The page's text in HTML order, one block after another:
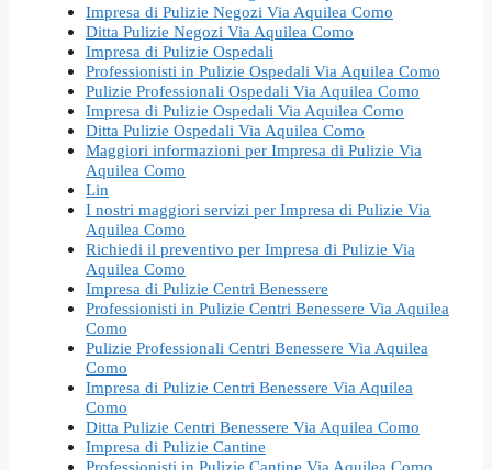
Impresa di Pulizie Negozi Via Aquilea Como
Ditta Pulizie Negozi Via Aquilea Como
Impresa di Pulizie Ospedali
Professionisti in Pulizie Ospedali Via Aquilea Como
Pulizie Professionali Ospedali Via Aquilea Como
Impresa di Pulizie Ospedali Via Aquilea Como
Ditta Pulizie Ospedali Via Aquilea Como
Maggiori informazioni per Impresa di Pulizie Via
Aquilea Como
Lin
I nostri maggiori servizi per Impresa di Pulizie Via
Aquilea Como
Richiedi il preventivo per Impresa di Pulizie Via
Aquilea Como
Impresa di Pulizie Centri Benessere
Professionisti in Pulizie Centri Benessere Via Aquilea
Como
Pulizie Professionali Centri Benessere Via Aquilea
Como
Impresa di Pulizie Centri Benessere Via Aquilea
Como
Ditta Pulizie Centri Benessere Via Aquilea Como
Impresa di Pulizie Cantine
Professionisti in Pulizie Cantine Via Aquilea Como